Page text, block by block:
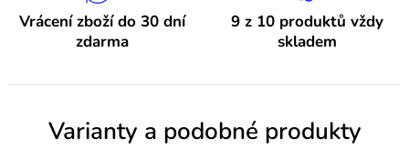
o
e
Vrácení zboží do 30 dní
zdarma
9 z 10 produktů vždy
skladem
Varianty a podobné produkty